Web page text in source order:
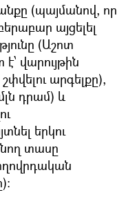
(պայմանով, որ
այցելել
(Աշոտ
վարույթին
արգելքը),
դրամ) և
երկու
տասը